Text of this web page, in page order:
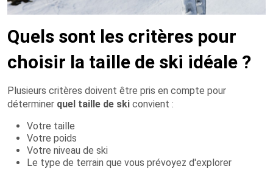
Quels sont les critères pour
choisir la taille de ski idéale ?
Plusieurs critères doivent être pris en compte pour
déterminer quel taille de ski convient :
Votre taille
Votre poids
Votre niveau de ski
Le type de terrain que vous prévoyez d'explorer